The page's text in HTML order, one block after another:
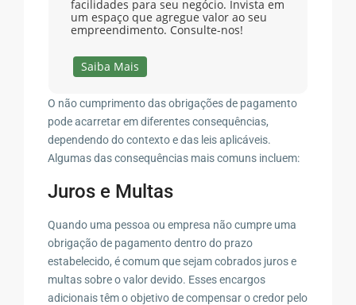
facilidades para seu negócio. Invista em
um espaço que agregue valor ao seu
empreendimento. Consulte-nos!
Saiba Mais
O não cumprimento das obrigações de pagamento
pode acarretar em diferentes consequências,
dependendo do contexto e das leis aplicáveis.
Algumas das consequências mais comuns incluem:
Juros e Multas
Quando uma pessoa ou empresa não cumpre uma
obrigação de pagamento dentro do prazo
estabelecido, é comum que sejam cobrados juros e
multas sobre o valor devido. Esses encargos
adicionais têm o objetivo de compensar o credor pelo